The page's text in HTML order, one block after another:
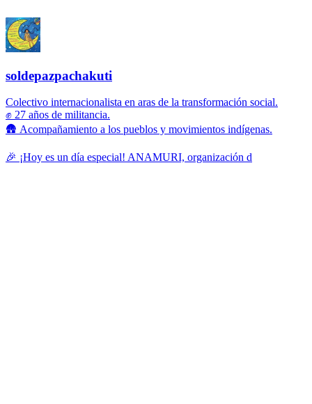
soldepazpachakuti
Colectivo internacionalista en aras de la transformación social.
✊ 27 años de militancia.
🛖 Acompañamiento a los pueblos y movimientos indígenas.
🎉 ¡Hoy es un día especial! ANAMURI, organización d